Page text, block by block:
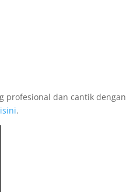
profesional dan cantik dengan
.